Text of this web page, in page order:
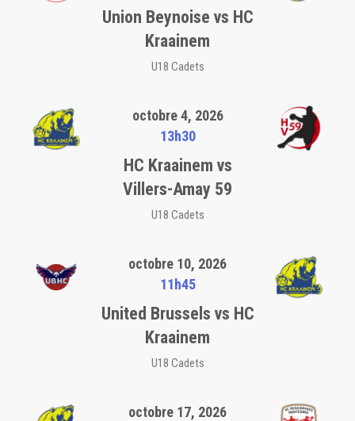
Union Beynoise vs HC
Kraainem
U18 Cadets
octobre 4, 2026
13h30
HC Kraainem vs
Villers-Amay 59
U18 Cadets
octobre 10, 2026
11h45
United Brussels vs HC
Kraainem
U18 Cadets
octobre 17, 2026